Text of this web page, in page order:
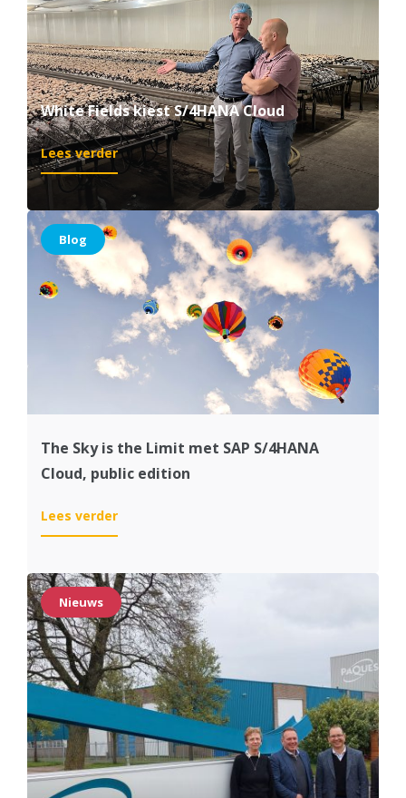
White Fields kiest S/4HANA Cloud
Lees verder:
White
Fields
kiest
S/4HANA
Cloud
Blog
The Sky is the Limit met SAP S/4HANA
Cloud, public edition
Lees verder:
The
is
the
Limit
met
SAP
S/4HANA
Cloud,
public
edition
Nieuws